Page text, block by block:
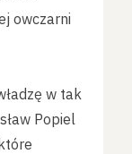
owczarni
w tak
Popiel